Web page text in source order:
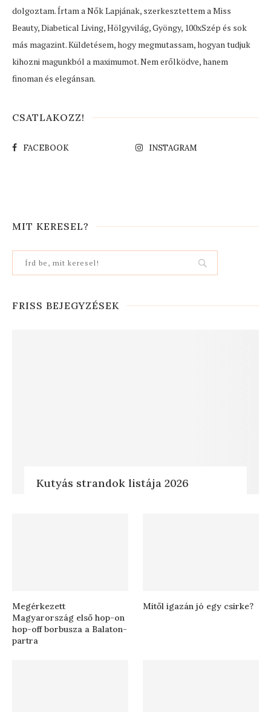
dolgoztam. Írtam a Nők Lapjának, szerkesztettem a Miss
Beauty, Diabetical Living, Hölgyvilág, Gyöngy, 100xSzép és sok
más magazint. Küldetésem, hogy megmutassam, hogyan tudjuk
kihozni magunkból a maximumot. Nem erőlködve, hanem
finoman és elegánsan.
CSATLAKOZZ!
FACEBOOK INSTAGRAM
MIT KERESEL?
FRISS BEJEGYZÉSEK
Kutyás strandok listája 2026
Megérkezett
Magyarország első hop-on
hop-off borbusza a Balaton-
partra
Mitől igazán jó egy csirke?